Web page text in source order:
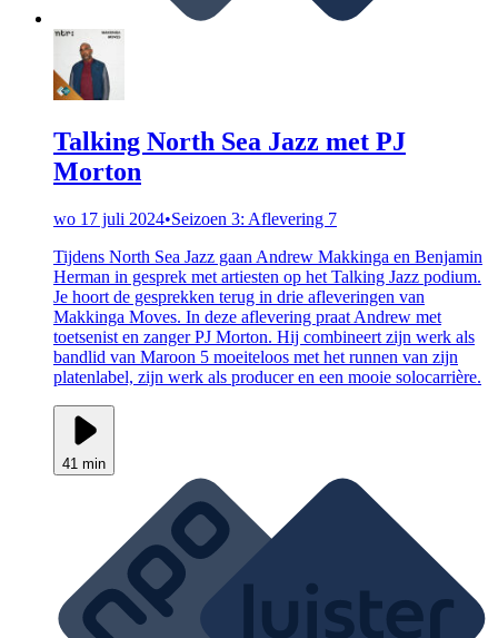
Talking North Sea Jazz met PJ
Morton
wo 17 juli 2024•Seizoen 3: Aflevering 7
Tijdens North Sea Jazz gaan Andrew Makkinga en Benjamin
Herman in gesprek met artiesten op het Talking Jazz podium.
Je hoort de gesprekken terug in drie afleveringen van
Makkinga Moves. In deze aflevering praat Andrew met
toetsenist en zanger PJ Morton. Hij combineert zijn werk als
bandlid van Maroon 5 moeiteloos met het runnen van zijn
platenlabel, zijn werk als producer en een mooie solocarrière.
41 min